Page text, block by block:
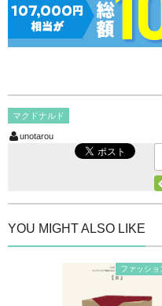
マクドナルド
unotarou
YOU MIGHT ALSO LIKE
ファッショ